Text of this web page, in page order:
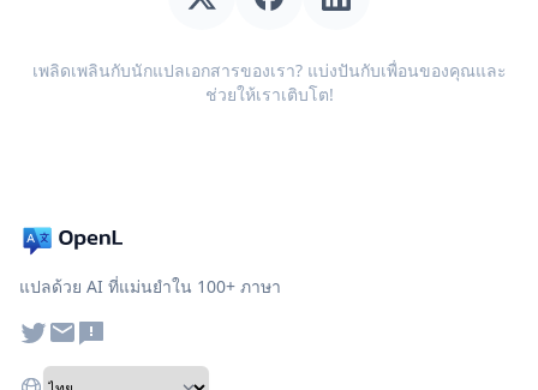
เพลิดเพลินกับนักแปลเอกสารของเรา? แบ่งปันกับเพื่อนของคุณและ
ช่วยให้เราเติบโต!
แปลด้วย AI ที่แม่นยำใน 100+ ภาษา